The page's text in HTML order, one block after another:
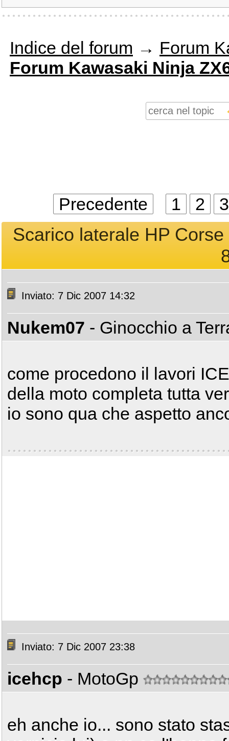
Indice del forum → Forum
Forum Kawasaki Ninja
Precedente 1 2 3
Scarico laterale HP
Inviato: 7 Dic 2007 14:32
Nukem07 - Ginocchio a
come procedono il lavori
della moto completa tutta
io sono qua che aspetto
Inviato: 7 Dic 2007 23:38
icehcp - MotoGp
eh anche io... sono stato